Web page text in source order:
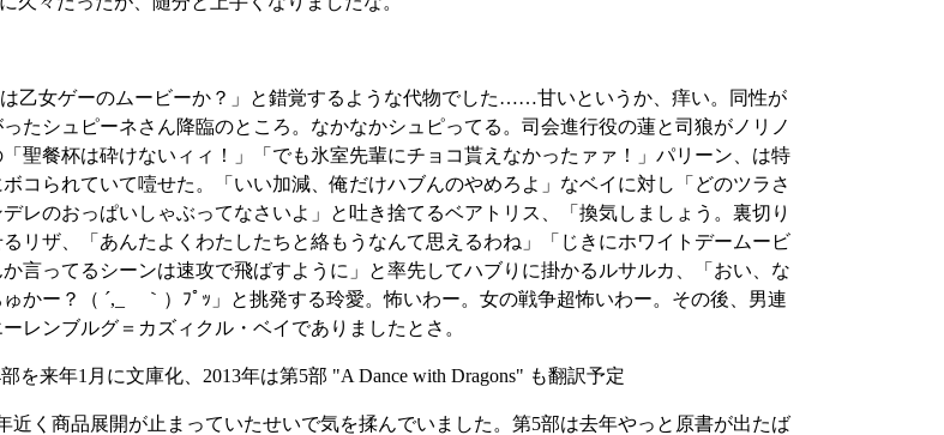
乙女ゲーのムービーか？」と錯覚するような代物でした……甘いというか、痒い。同性が
たシュピーネさん降臨のところ。なかなかシュピってる。司会進行役の蓮と司狼がノリノ
聖餐杯は砕けないィィ！」「でも氷室先輩にチョコ貰えなかったァァ！」パリーン、は特
コられていて噎せた。「いい加減、俺だけハブんのやめろよ」なベイに対し「どのツラさ
レのおっぱいしゃぶってなさいよ」と吐き捨てるベアトリス、「換気しましょう。裏切り
リザ、「あんたよくわたしたちと絡もうなんて思えるわね」「じきにホワイトデームービ
言ってるシーンは速攻で飛ばすように」と率先してハブりに掛かるルサルカ、「おい、な
かー？（ ´,_ゝ｀）ﾌﾟｯ」と挑発する玲愛。怖いわー。女の戦争超怖いわー。その後、男連
レンブルグ＝カズィクル・ベイでありましたとさ。
を来年1月に文庫化、2013年は第5部 "A Dance with Dragons" も翻訳予定
近く商品展開が止まっていたせいで気を揉んでいました。第5部は去年やっと原書が出たば